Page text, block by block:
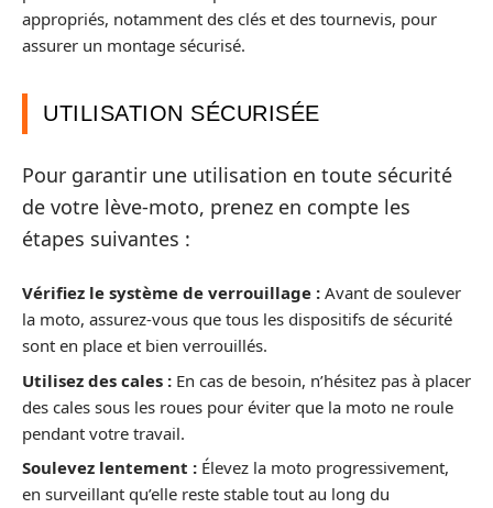
appropriés, notamment des clés et des tournevis, pour
assurer un montage sécurisé.
UTILISATION SÉCURISÉE
Pour garantir une utilisation en toute sécurité
de votre lève-moto, prenez en compte les
étapes suivantes :
Vérifiez le système de verrouillage : Avant de soulever
la moto, assurez-vous que tous les dispositifs de sécurité
sont en place et bien verrouillés.
Utilisez des cales : En cas de besoin, n’hésitez pas à placer
des cales sous les roues pour éviter que la moto ne roule
pendant votre travail.
Soulevez lentement : Élevez la moto progressivement,
en surveillant qu’elle reste stable tout au long du